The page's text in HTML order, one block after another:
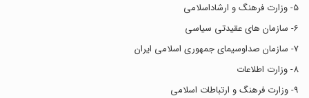
5- وزارت فرهنگ و ارشاداسلامی
6- سازمان های عقیدتی سیاسی
7- سازمان صداوسیمای جمهوری اسلامی ایران
8- وزارت اطلاعات
9- وزارت فرهنگ و ارتباطات اسلامی